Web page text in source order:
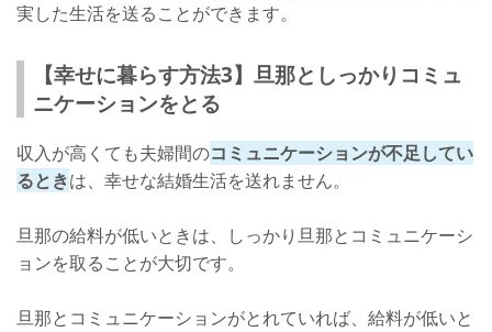
実した生活を送ることができます。
【幸せに暮らす方法3】旦那としっかりコミュ
ニケーションをとる
収入が高くても夫婦間のコミュニケーションが不足してい
るときは、幸せな結婚生活を送れません。
旦那の給料が低いときは、しっかり旦那とコミュニケーシ
ョンを取ることが大切です。
旦那とコミュニケーションがとれていれば、給料が低いと